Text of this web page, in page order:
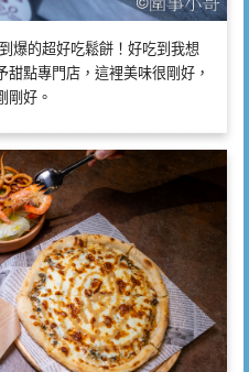
爆的超好吃鬆餅！好吃到我想
點專門店，這裡美味很剛好，
剛好。